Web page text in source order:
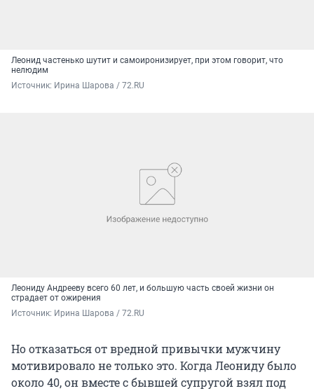
Леонид частенько шутит и самоиронизирует, при этом говорит, что
нелюдим
Источник: Ирина Шарова / 72.RU
Леониду Андрееву всего 60 лет, и большую часть своей жизни он
страдает от ожирения
Источник: Ирина Шарова / 72.RU
Но отказаться от вредной привычки мужчину
мотивировало не только это. Когда Леониду было
около 40, он вместе с бывшей супругой взял под